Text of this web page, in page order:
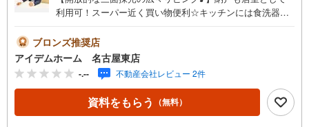
利用可！スーパー近く買い物便利☆キッチンには食洗器搭
ります☆＼天白区高島2丁目/当日のご来店・ご見学、大歓
迎♪【充実】納戸、床下収納、LDK18帖、駐車2台■地下鉄
桜通線「神沢」駅 徒歩19分（約1460m）■たかしま小学校:
徒歩19分（約1490m）■久方中学校 :徒歩24分（約1900
m）＜自己資金0円でも大丈夫！＞*水曜日も営業しており
ます！*今から見たい！聞きたい！にスピード対応！*自己
ブロンズ推奨店
アイデムホーム 名古屋東店
-.-- 不動産会社レビュー 2件
資料をもらう （無料）